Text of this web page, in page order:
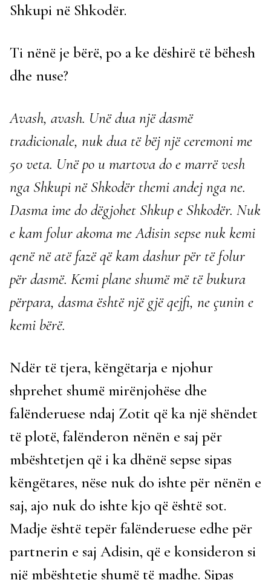
Shkupi në Shkodër.
Ti nënë je bërë, po a ke dëshirë të bëhesh
dhe nuse?
Avash, avash. Unë dua një dasmë
tradicionale, nuk dua të bëj një ceremoni me
50 veta. Unë po u martova do e marrë vesh
nga Shkupi në Shkodër themi andej nga ne.
Dasma ime do dëgjohet Shkup e Shkodër. Nuk
e kam folur akoma me Adisin sepse nuk kemi
qenë në atë fazë që kam dashur për të folur
për dasmë. Kemi plane shumë më të bukura
përpara, dasma është një gjë qejfi, ne çunin e
kemi bërë.
Ndër të tjera, këngëtarja e njohur
shprehet shumë mirënjohëse dhe
falënderuese ndaj Zotit që ka një shëndet
të plotë, falënderon nënën e saj për
mbështetjen që i ka dhënë sepse sipas
këngëtares, nëse nuk do ishte për nënën e
saj, ajo nuk do ishte kjo që është sot.
Madje është tepër falënderuese edhe për
partnerin e saj Adisin, që e konsideron si
një mbështetje shumë të madhe. Sipas